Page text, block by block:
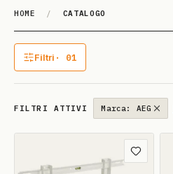
HOME / CATALOGO
Catalogo
Filtri · 01
1 filtro attivo
FILTRI ATTIVI Marca: AEG
Aggiungi